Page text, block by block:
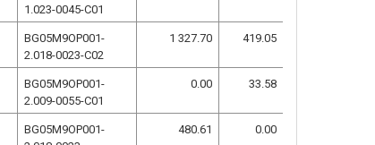
1.023-0045-C01
BG05M9OP001-
2.018-0023-C02
1 327.70 419.05
BG05M9OP001-
2.009-0055-C01
0.00 33.58
BG05M9OP001-
480.61 0.00